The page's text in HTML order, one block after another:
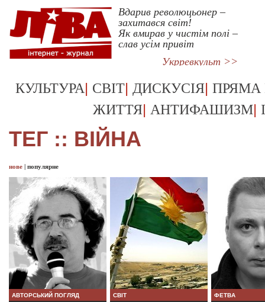
Вдарив революцьонер –
захитався світ!
Як вмирав у чистім полі –
слав усім привіт
Укрревкульт >>
КУЛЬТУРА| СВІТ| ДИСКУСІЯ| ПРЯМА
ЖИТТЯ| АНТИФАШИЗМ|
ТЕГ :: ВІЙНА
нове | популярне
АВТОРСЬКИЙ ПОГЛЯД СВІТ ФЕТВА